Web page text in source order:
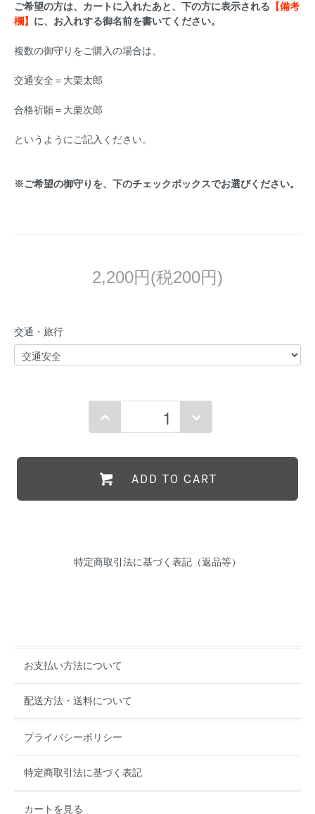
ご希望の方は、カートに入れたあと、下の方に表示される 【備考
欄】 に、お入れする御名前を書いてください。
複数の御守りをご購入の場合は、
交通安全＝大栗太郎
合格祈願＝大栗次郎
というようにご記入ください。
※ご希望の御守りを、下のチェックボックスでお選びください。
2,200円(税200円)
交通・旅行
ADD TO CART
特定商取引法に基づく表記（返品等）
お支払い方法について
配送方法・送料について
プライバシーポリシー
特定商取引法に基づく表記
カートを見る